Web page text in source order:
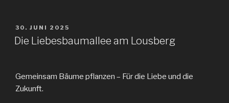
VERÖFFENTLICHT
AM
30. JUNI 2025
Die Liebesbaumallee am Lousberg
Gemeinsam Bäume pflanzen – Für die Liebe und die
Zukunft.